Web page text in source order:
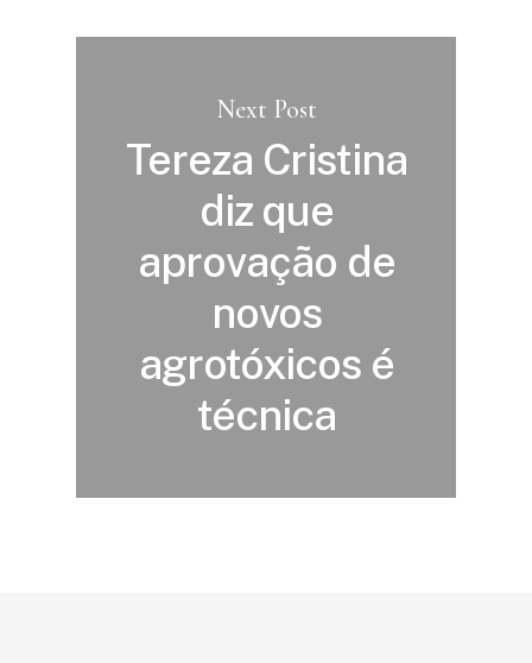
Next Post
Tereza Cristina
diz que
aprovação de
novos
agrotóxicos é
técnica